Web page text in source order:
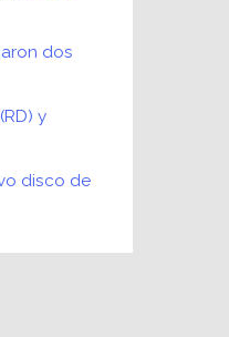
dos
y
disco de